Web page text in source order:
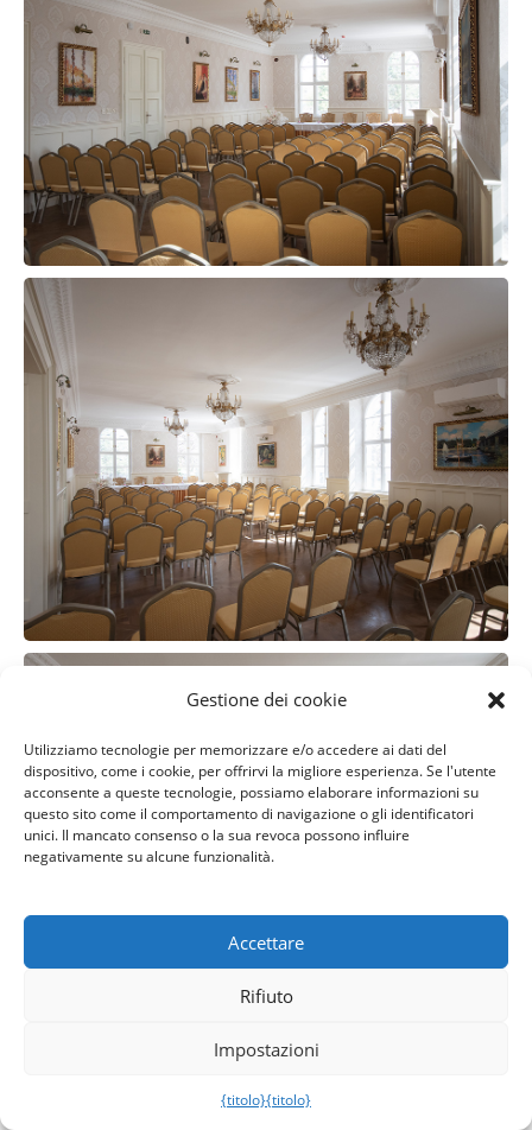
Gestione dei cookie
Utilizziamo tecnologie per memorizzare e/o accedere ai dati del
dispositivo, come i cookie, per offrirvi la migliore esperienza. Se l'utente
acconsente a queste tecnologie, possiamo elaborare informazioni su
questo sito come il comportamento di navigazione o gli identificatori
unici. Il mancato consenso o la sua revoca possono influire
negativamente su alcune funzionalità.
Accettare
Rifiuto
Impostazioni
{titolo}{titolo}